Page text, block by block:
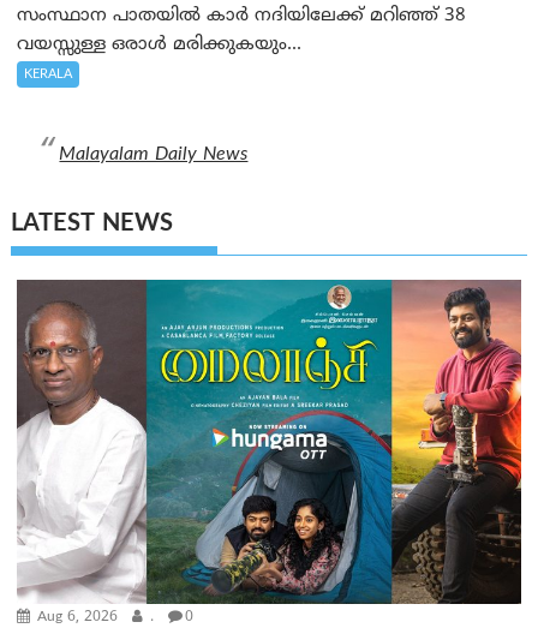
സംസ്ഥാന പാതയിൽ കാർ നദിയിലേക്ക് മറിഞ്ഞ് 38
വയസ്സുള്ള ഒരാൾ മരിക്കുകയും...
KERALA
Malayalam Daily News
LATEST NEWS
Aug 6, 2026 . 0